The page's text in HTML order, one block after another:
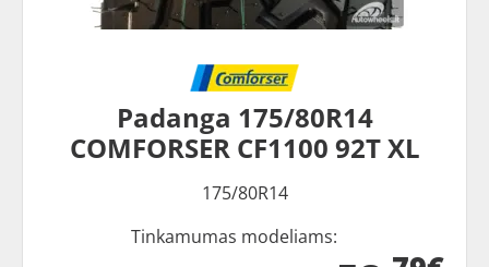
Padanga 175/80R14
COMFORSER CF1100 92T XL
175/80R14
Tinkamumas modeliams: